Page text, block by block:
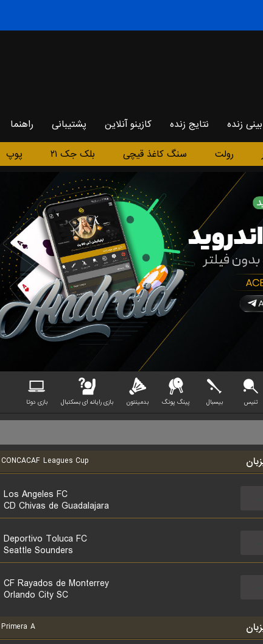
زنده نتایج زنده کازینو آنلاین پشتیبانی راهنما
رولت سنگ کاغذ قیچی بلک جک ۲۱ پوپ
تنیس بیسبال پینگ پونگ بدمینتون بازی رایانه ای بسکتبال بازی دوتا
CONCACAF Leagues Cup
Los Angeles FC
CD Chivas de Guadalajara
Deportivo Toluca FC
Seattle Sounders
CF Rayados de Monterrey
Orlando City SC
Primera A